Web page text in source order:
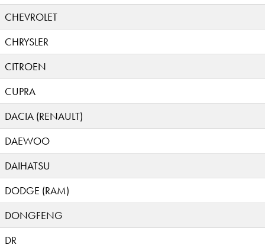
CHEVROLET
CHRYSLER
CITROEN
CUPRA
DACIA (RENAULT)
DAEWOO
DAIHATSU
DODGE (RAM)
DONGFENG
DR